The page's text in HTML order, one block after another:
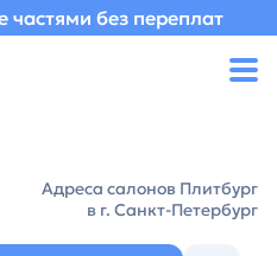
частями без переплат
Адреса салонов Плитбург
в г. Санкт-Петербург